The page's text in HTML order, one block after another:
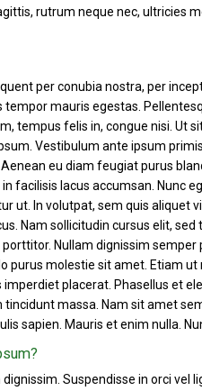
rutrum neque nec, ultricies
per conubia nostra, per
mauris egestas.
tempus felis in, congue nisi. Ut
Vestibulum ante ipsum
eu diam feugiat purus
facilisis lacus accumsan. Nunc
ut. In volutpat, sem quis aliquet
Nam sollicitudin cursus elit, sed
Nullam dignissim semper
purus molestie sit amet. Etiam ut
placerat. Phasellus et
massa. Nam sit amet
sapien. Mauris et enim nulla.
Suspendisse in orci vel